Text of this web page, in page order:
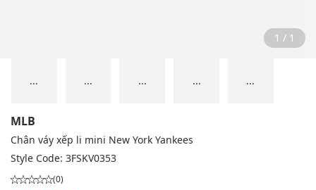
1 / 1
... ... ... ... ...
MLB
Chân váy xếp li mini New York Yankees
Style Code: 3FSKV0353
(0)